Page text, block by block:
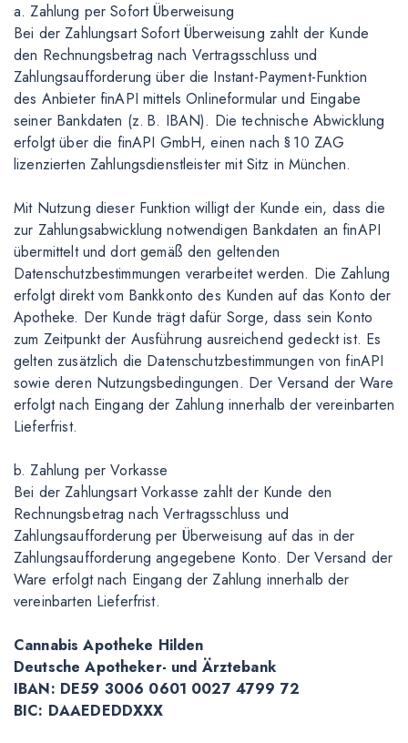
a. Zahlung per Sofort Überweisung
Bei der Zahlungsart Sofort Überweisung zahlt der Kunde
den Rechnungsbetrag nach Vertragsschluss und
Zahlungsaufforderung über die Instant-Payment-Funktion
des Anbieter finAPI mittels Onlineformular und Eingabe
seiner Bankdaten (z. B. IBAN). Die technische Abwicklung
erfolgt über die finAPI GmbH, einen nach § 10 ZAG
lizenzierten Zahlungsdienstleister mit Sitz in München.
Mit Nutzung dieser Funktion willigt der Kunde ein, dass die
zur Zahlungsabwicklung notwendigen Bankdaten an finAPI
übermittelt und dort gemäß den geltenden
Datenschutzbestimmungen verarbeitet werden. Die Zahlung
erfolgt direkt vom Bankkonto des Kunden auf das Konto der
Apotheke. Der Kunde trägt dafür Sorge, dass sein Konto
zum Zeitpunkt der Ausführung ausreichend gedeckt ist. Es
gelten zusätzlich die Datenschutzbestimmungen von finAPI
sowie deren Nutzungsbedingungen. Der Versand der Ware
erfolgt nach Eingang der Zahlung innerhalb der vereinbarten
Lieferfrist.
b. Zahlung per Vorkasse
Bei der Zahlungsart Vorkasse zahlt der Kunde den
Rechnungsbetrag nach Vertragsschluss und
Zahlungsaufforderung per Überweisung auf das in der
Zahlungsaufforderung angegebene Konto. Der Versand der
Ware erfolgt nach Eingang der Zahlung innerhalb der
vereinbarten Lieferfrist.
Cannabis Apotheke Hilden
Deutsche Apotheker- und Ärztebank
IBAN: DE59 3006 0601 0027 4799 72
BIC: DAAEDEDDXXX